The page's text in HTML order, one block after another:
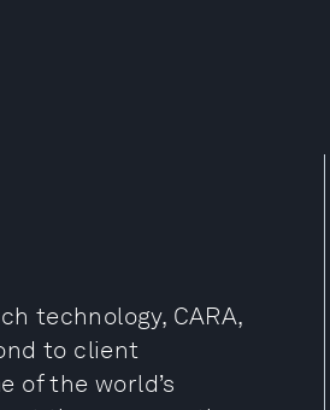
technology, CARA,
to client
of the world’s